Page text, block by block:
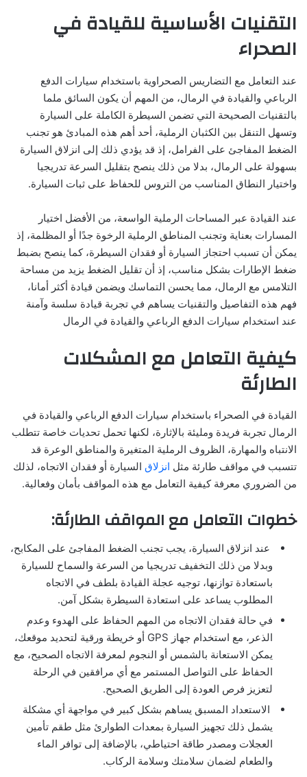
التقنيات الأساسية للقيادة في
الصحراء
عند التعامل مع التضاريس الصحراوية باستخدام سيارات الدفع
الرباعي والقيادة في الرمال، من المهم أن يكون السائق ملما
بالتقنيات الصحيحة التي تضمن السيطرة الكاملة على السيارة
وتسهل التنقل بين الكثبان الرملية، أحد أهم هذه المبادئ هو تجنب
الضغط المفاجئ على الفرامل، إذ قد يؤدي ذلك إلى انزلاق السيارة
بسهولة على الرمال، بدلا من ذلك ينصح بتقليل السرعة تدريجيا
واختيار النطاق المناسب من التروس للحفاظ على ثبات السيارة.
عند القيادة عبر المساحات الرملية الواسعة، من الأفضل اختيار
المسارات بعناية وتجنب المناطق الرملية الرخوة جدًا أو المظلمة، إذ
يمكن أن تسبب احتجاز السيارة أو فقدان السيطرة، كما ينصح بضبط
ضغط الإطارات بشكل مناسب، إذ أن تقليل الضغط يزيد من مساحة
التلامس مع الرمال، مما يحسن التماسك ويضمن قيادة أكثر أمانا،
فهم هذه التفاصيل والتقنيات يساهم في تجربة قيادة سلسة وآمنة
عند استخدام سيارات الدفع الرباعي والقيادة في الرمال
كيفية التعامل مع المشكلات
الطارئة
القيادة في الصحراء باستخدام سيارات الدفع الرباعي والقيادة في
الرمال تجربة فريدة ومليئة بالإثارة، لكنها تحمل تحديات خاصة تتطلب
الانتباه والمهارة، الظروف الرملية المتغيرة والمناطق الوعرة قد
تتسبب في مواقف طارئة مثل انزلاق السيارة أو فقدان الاتجاه، لذلك
من الضروري معرفة كيفية التعامل مع هذه المواقف بأمان وفعالية.
خطوات التعامل مع المواقف الطارئة:
عند انزلاق السيارة، يجب تجنب الضغط المفاجئ على المكابح،
وبدلا من ذلك التخفيف تدريجيا من السرعة والسماح للسيارة
باستعادة توازنها، توجيه عجلة القيادة بلطف في الاتجاه
المطلوب يساعد على استعادة السيطرة بشكل آمن.
في حالة فقدان الاتجاه من المهم الحفاظ على الهدوء وعدم
الذعر، مع استخدام جهاز GPS أو خريطة ورقية لتحديد موقعك،
يمكن الاستعانة بالشمس أو النجوم لمعرفة الاتجاه الصحيح، مع
الحفاظ على التواصل المستمر مع أي مرافقين في الرحلة
لتعزيز فرص العودة إلى الطريق الصحيح.
الاستعداد المسبق يساهم بشكل كبير في مواجهة أي مشكلة
يشمل ذلك تجهيز السيارة بمعدات الطوارئ مثل طقم تأمين
العجلات ومصدر طاقة احتياطي، بالإضافة إلى توافر الماء
والطعام لضمان سلامتك وسلامة الركاب.